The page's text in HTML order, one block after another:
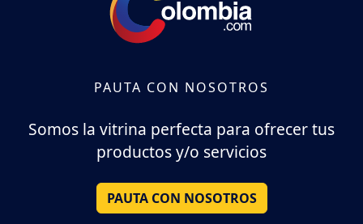
PAUTA CON NOSOTROS
Somos la vitrina perfecta para ofrecer tus
productos y/o servicios
PAUTA CON NOSOTROS